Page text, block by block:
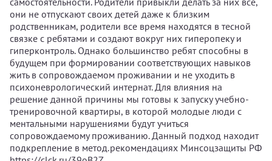
они не отпускают своих детей даже к близким
родственникам, родители все время находятся в тесной
связке с ребятами и создают вокруг них гиперопеку и
гиперконтроль. Однако большинство ребят способны в
будущем при формировании соответствующих навыков
жить в сопровождаемом проживании и не уходить в
психоневрологический интернат. Для влияния на
решение данной причины мы готовы к запуску учебно-
тренировочной квартиры, в которой молодые люди с
ментальными нарушениями будут учиться
сопровождаемому проживанию. Данный подход находит
подкрепление в метод.рекомендациях Минсоцзащиты РФ